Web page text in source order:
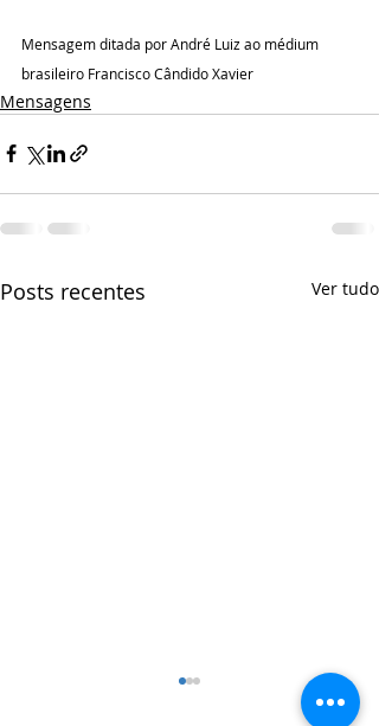
Mensagem ditada por André Luiz ao médium
brasileiro Francisco Cândido Xavier
Mensagens
Posts recentes Ver tudo